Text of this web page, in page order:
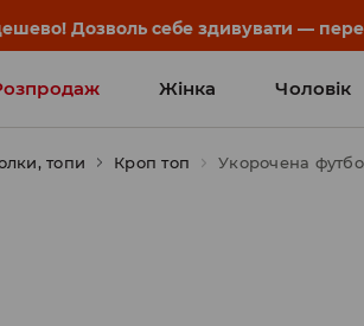
на ПРОДУКТ ДНЯ 🛍️ Купон та деталі
Жінка Чоловік
топи Кроп топ Укорочена